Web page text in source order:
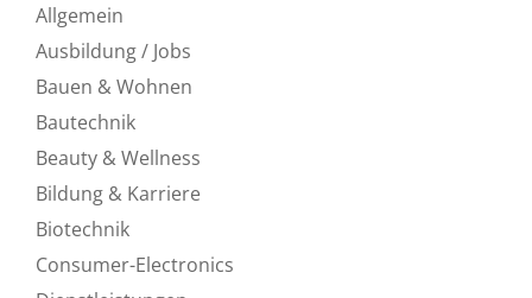
Allgemein
Ausbildung / Jobs
Bauen & Wohnen
Bautechnik
Beauty & Wellness
Bildung & Karriere
Biotechnik
Consumer-Electronics